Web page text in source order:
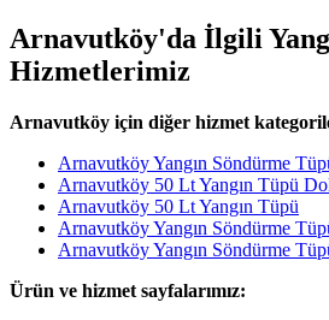
Arnavutköy'da İlgili
Hizmetlerimiz
Arnavutköy için diğer hizmet
Arnavutköy Yangın Söndürme
Arnavutköy 50 Lt Yangın Tüpü
Arnavutköy 50 Lt Yangın Tüpü
Arnavutköy Yangın Söndürme
Arnavutköy Yangın Söndürme
Ürün ve hizmet sayfalarımız: